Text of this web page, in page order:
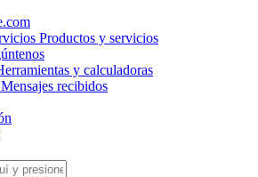
Productos y servicios
y calculadoras
Mensajes recibidos